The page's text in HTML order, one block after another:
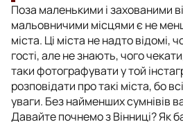
Поза маленькими і захованими
мальовничими місцями є не
міста. Ці міста не надто відомі,
гості, але не знають, чого
таки фотографувати у той
розповідати про такі міста, бо
уваги. Без найменших сумнівів
Давайте почнемо з Вінниці? Як